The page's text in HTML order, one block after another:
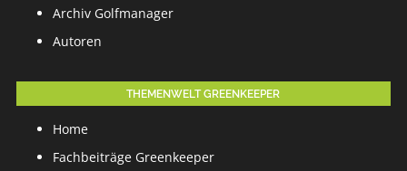
Archiv Golfmanager
Autoren
THEMENWELT GREENKEEPER
Home
Fachbeiträge Greenkeeper